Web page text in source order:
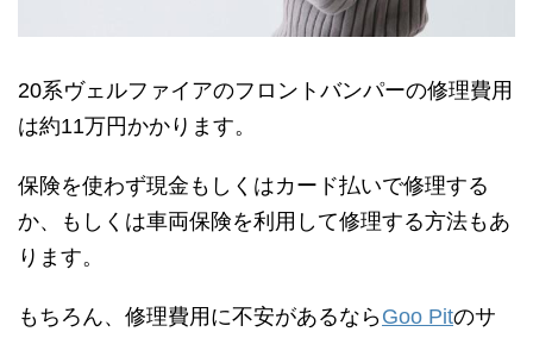
20系ヴェルファイアのフロントバンパーの修理費用
は約11万円かかります。
保険を使わず現金もしくはカード払いで修理する
か、もしくは車両保険を利用して修理する方法もあ
ります。
もちろん、修理費用に不安があるならGoo Pitのサ